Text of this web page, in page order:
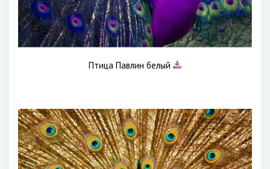
Птица Павлин белый